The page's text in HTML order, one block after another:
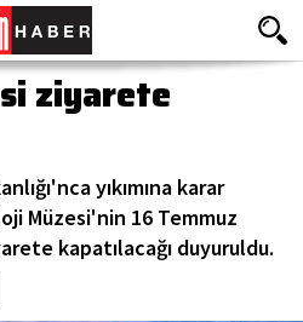
ziyarete
yıkımına karar
Müzesi'nin 16 Temmuz
kapatılacağı duyuruldu.